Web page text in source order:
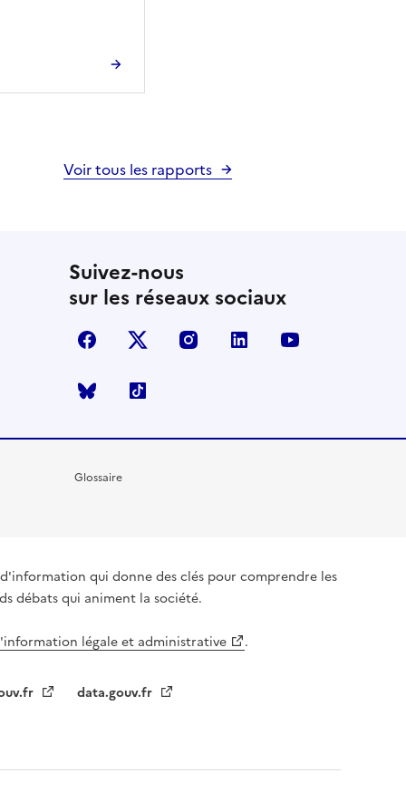
Voir tous les rapports
Suivez-nous
sur les réseaux sociaux
facebook X (anciennement Twitter)
instagramlinkedin
Bluesky
Glossaire
qui donne des clés pour comprendre les
débats qui animent la société.
légale et administrative .
data.gouv.fr